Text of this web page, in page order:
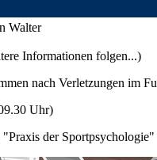
Walter
Informationen folgen...)
nach Verletzungen im
Uhr)
der Sportpsychologie"